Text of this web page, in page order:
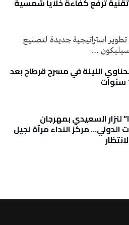
استراتيجية جديدة لتصنيع
…
الليلة في مسرح قرطاج بعد
لنزار السعيدي بمهرجان
الدولي… مركز النداء مرآة لجيل